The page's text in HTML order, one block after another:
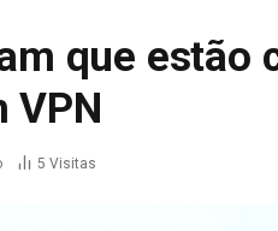
que estão
VPN
5 Visitas